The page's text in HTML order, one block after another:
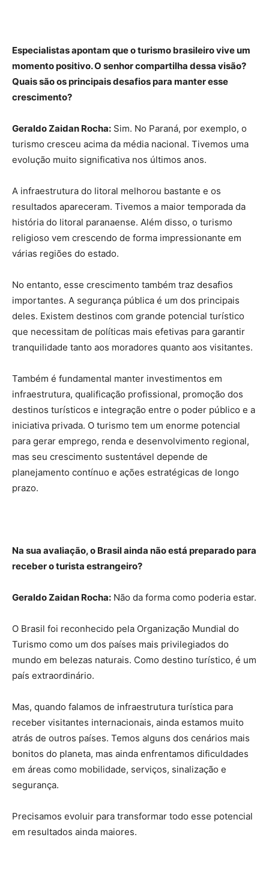
Especialistas apontam que o turismo brasileiro vive um
momento positivo. O senhor compartilha dessa visão?
Quais são os principais desafios para manter esse
crescimento?
Geraldo Zaidan Rocha: Sim. No Paraná, por exemplo, o
turismo cresceu acima da média nacional. Tivemos uma
evolução muito significativa nos últimos anos.
A infraestrutura do litoral melhorou bastante e os
resultados apareceram. Tivemos a maior temporada da
história do litoral paranaense. Além disso, o turismo
religioso vem crescendo de forma impressionante em
várias regiões do estado.
No entanto, esse crescimento também traz desafios
importantes. A segurança pública é um dos principais
deles. Existem destinos com grande potencial turístico
que necessitam de políticas mais efetivas para garantir
tranquilidade tanto aos moradores quanto aos visitantes.
Também é fundamental manter investimentos em
infraestrutura, qualificação profissional, promoção dos
destinos turísticos e integração entre o poder público e a
iniciativa privada. O turismo tem um enorme potencial
para gerar emprego, renda e desenvolvimento regional,
mas seu crescimento sustentável depende de
planejamento contínuo e ações estratégicas de longo
prazo.
Na sua avaliação, o Brasil ainda não está preparado para
receber o turista estrangeiro?
Geraldo Zaidan Rocha: Não da forma como poderia estar.
O Brasil foi reconhecido pela Organização Mundial do
Turismo como um dos países mais privilegiados do
mundo em belezas naturais. Como destino turístico, é um
país extraordinário.
Mas, quando falamos de infraestrutura turística para
receber visitantes internacionais, ainda estamos muito
atrás de outros países. Temos alguns dos cenários mais
bonitos do planeta, mas ainda enfrentamos dificuldades
em áreas como mobilidade, serviços, sinalização e
segurança.
Precisamos evoluir para transformar todo esse potencial
em resultados ainda maiores.